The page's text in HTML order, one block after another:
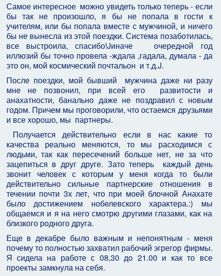
Самое интересное можно увидеть только теперь - если
бы так не произошло, я бы не попала в гости к
учителям, или бы попала вместе с мужчиной, и ничего
бы не вынесла из этой поездки. Система позаботилась,
все выстроила, спасибо!Jиначе очередной год
иллюзий бы точно провела -ждала ,гадала, думала - да
это он, мой космический почтальон и т.д.J.
После поездки, мой бывший мужчина даже ни разу
мне не позвонил, при всей его развитости и
анахатности, банально даже не поздравил с новым
годом. Причем мы проговорили, что остаемся друзьями
и все хорошо, мы партнеры.
Получается действительно если в нас какие то
качества реально меняются, то мы расходимся с
людьми, так как пересечений больше нет, не за что
зацепиться в друг друге. Зато теперь каждый день
звонит человек с которым у меня когда то были
действительно сильные партнерские отношения в
течении почти 3х лет, что при моей блочной Анахате
было достижением нобелевского характера.:) мы
общаемся и я на него смотрю другими глазами, как на
близкого родного друга.
Еще в декабре было важным и непонятным - меня
почему то полностью захватил рабочий эгрегор фирмы.
Я сидела на работе с 08,30 до 21.00 и как то все
проекты замкнула на себя.